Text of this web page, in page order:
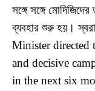
সঙ্গে সঙ্গে
ব্যবহার শুরু হয়।
Minister directed
and decisive
in the next six